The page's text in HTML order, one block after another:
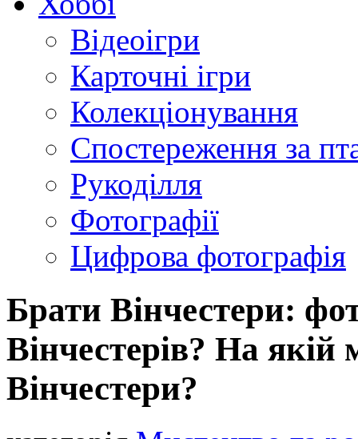
Відеоігри
Карточні ігри
Колекціонування
Спостереження за
Рукоділля
Фотографії
Цифрова фотографія
Брати Вінчестери:
Вінчестерів? На якій
Вінчестери?